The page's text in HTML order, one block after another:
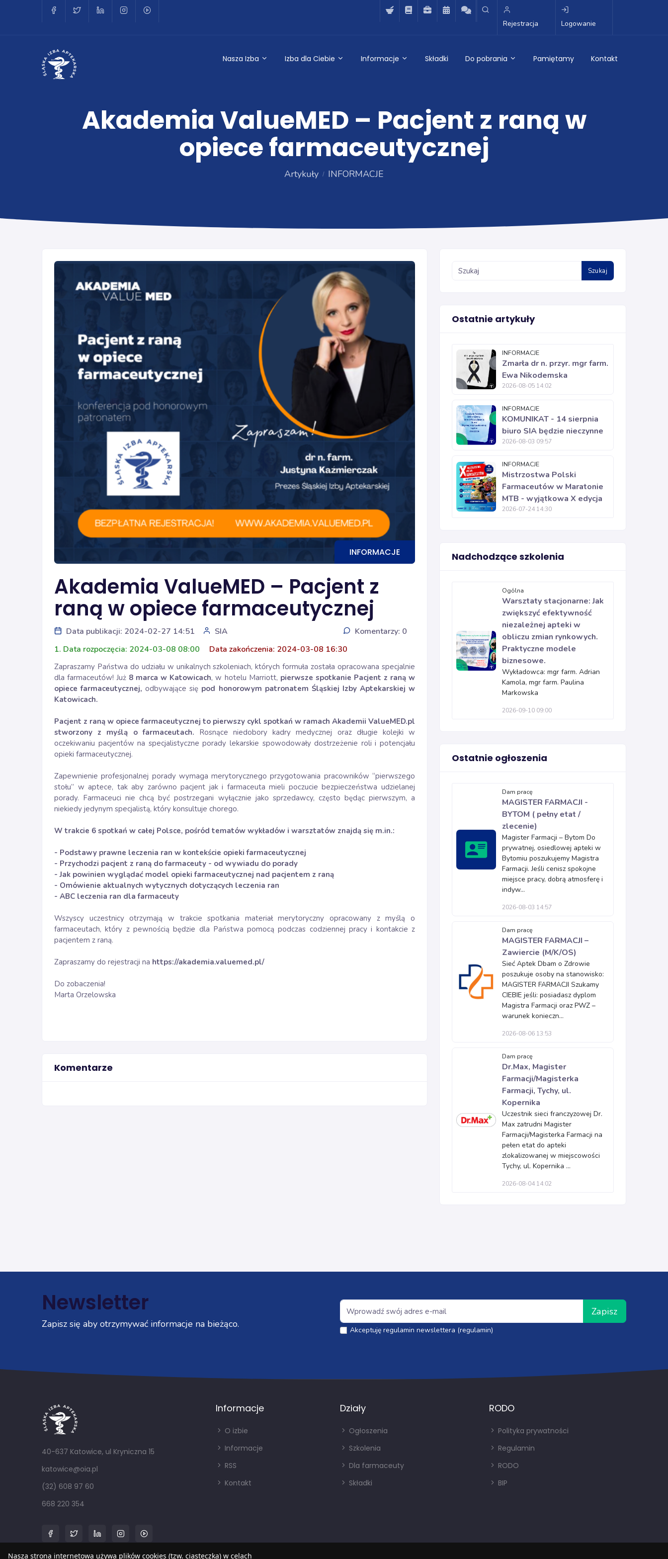
Rejestracja Logowanie
Nasza Izba Izba dla Ciebie Informacje Składki Do pobrania Pamiętamy Kontakt
Akademia ValueMED – Pacjent z raną w
opiece farmaceutycznej
Artykuły INFORMACJE
INFORMACJE
Akademia ValueMED – Pacjent z
raną w opiece farmaceutycznej
Data publikacji: 2024-02-27 14:51 SIA
Komentarzy: 0
1. Data rozpoczęcia: 2024-03-08 08:00
Data zakończenia: 2024-03-08 16:30
Zapraszamy Państwa do udziału w unikalnych szkoleniach, których formuła została opracowana specjalnie
dla farmaceutów! Już 8 marca w Katowicach, w hotelu Marriott, pierwsze spotkanie Pacjent z raną w
opiece farmaceutycznej,odbywające się pod honorowym patronatem Śląskiej Izby Aptekarskiej w
Katowicach.
Pacjent z raną w opiece farmaceutycznej to pierwszy cykl spotkań w ramach Akademii ValueMED.pl
stworzony z myślą o farmaceutach. Rosnące niedobory kadry medycznej oraz długie kolejki w
oczekiwaniu pacjentów na specjalistyczne porady lekarskie spowodowały dostrzeżenie roli i potencjału
opieki farmaceutycznej.
Zapewnienie profesjonalnej porady wymaga merytorycznego przygotowania pracowników “pierwszego
stołu” w aptece, tak aby zarówno pacjent jak i farmaceuta mieli poczucie bezpieczeństwa udzielanej
porady. Farmaceuci nie chcą być postrzegani wyłącznie jako sprzedawcy, często będąc pierwszym, a
niekiedy jedynym specjalistą, który konsultuje chorego.
W trakcie 6 spotkań w całej Polsce, pośród tematów wykładów i warsztatów znajdą się m.in.:
- Podstawy prawne leczenia ran w kontekście opieki farmaceutycznej
- Przychodzi pacjent z raną do farmaceuty - od wywiadu do porady
- Jak powinien wyglądać model opieki farmaceutycznej nad pacjentem z raną
- Omówienie aktualnych wytycznych dotyczących leczenia ran
- ABC leczenia ran dla farmaceuty
Wszyscy uczestnicy otrzymają w trakcie spotkania materiał merytoryczny opracowany z myślą o
farmaceutach, który z pewnością będzie dla Państwa pomocą podczas codziennej pracy i kontakcie z
pacjentem z raną.
Zapraszamy do rejestracji na https://akademia.valuemed.pl/
Do zobaczenia!
Marta Orzelowska
Komentarze
Szukaj
Ostatnie artykuły
INFORMACJE
Zmarła dr n. przyr. mgr farm.
Ewa Nikodemska
2026-08-05 14:02
INFORMACJE
KOMUNIKAT - 14 sierpnia
biuro SIA będzie nieczynne
2026-08-03 09:57
INFORMACJE
Mistrzostwa Polski
Farmaceutów w Maratonie
MTB - wyjątkowa X edycja
2026-07-24 14:30
Nadchodzące szkolenia
Ogólna
Warsztaty stacjonarne: Jak
zwiększyć efektywność
niezależnej apteki w
obliczu zmian rynkowych.
Praktyczne modele
biznesowe.
Wykładowca: mgr farm. Adrian
Kamola, mgr farm. Paulina
Markowska
2026-09-10 09:00
Ostatnie ogłoszenia
Dam pracę
MAGISTER FARMACJI -
BYTOM ( pełny etat /
zlecenie)
Magister Farmacji – Bytom Do
prywatnej, osiedlowej apteki w
Bytomiu poszukujemy Magistra
Farmacji. Jeśli cenisz spokojne
miejsce pracy, dobrą atmosferę i
indyw...
2026-08-03 14:57
Dam pracę
MAGISTER FARMACJI –
Zawiercie (M/K/OS)
Sieć Aptek Dbam o Zdrowie
poszukuje osoby na stanowisko:
MAGISTER FARMACJI Szukamy
CIEBIE jeśli: posiadasz dyplom
Magistra Farmacji oraz PWZ –
warunek konieczn...
2026-08-06 13:53
Dam pracę
Dr.Max, Magister
Farmacji/Magisterka
Farmacji, Tychy, ul.
Kopernika
Uczestnik sieci franczyzowej Dr.
Max zatrudni Magister
Farmacji/Magisterka Farmacji na
pełen etat do apteki
zlokalizowanej w miejscowości
Tychy, ul. Kopernika ...
2026-08-04 14:02
Newsletter
Zapisz się aby otrzymywać informacje na bieżąco.
Zapisz
Akceptuję regulamin newslettera (regulamin)
40-637 Katowice, ul Kryniczna 15
katowice@oia.pl
(32) 608 97 60
668 220 354
Informacje
O izbie
Informacje
RSS
Kontakt
Działy
Ogłoszenia
Szkolenia
Dla farmaceuty
Składki
RODO
Polityka prywatności
Regulamin
RODO
BIP
Nasza strona internetowa używa plików cookies (tzw. ciasteczka) w celach